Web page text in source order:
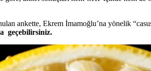
ankette, Ekrem İmamoğlu’na yönelik
geçebilirsiniz.